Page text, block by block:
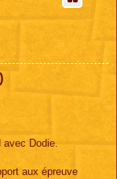
avec Dodie.
aux épreuve